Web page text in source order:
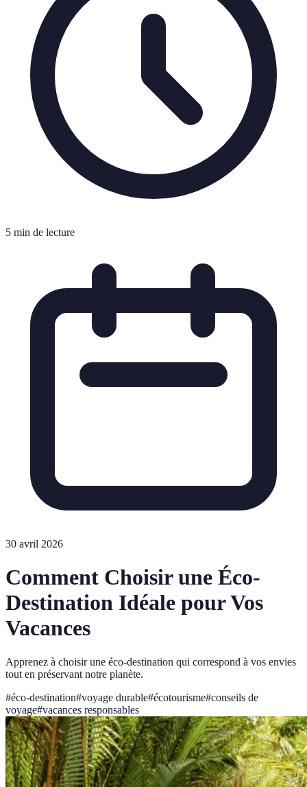
5 min de lecture
30 avril 2026
Comment Choisir une Éco-
Destination Idéale pour Vos
Vacances
Apprenez à choisir une éco-destination qui correspond à vos envies
tout en préservant notre planète.
#éco-destination#voyage durable#écotourisme#conseils de
voyage#vacances responsables